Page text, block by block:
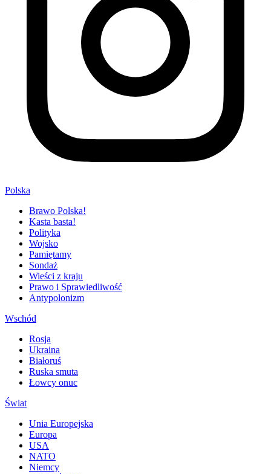
Polska
Brawo Polska!
Kasta basta!
Polityka
Wojsko
Pamiętamy
Sondaż
Wieści z kraju
Prawo i Sprawiedliwość
Antypolonizm
Wschód
Rosja
Ukraina
Białoruś
Ruska smuta
Łowcy onuc
Świat
Unia Europejska
Europa
USA
NATO
Niemcy